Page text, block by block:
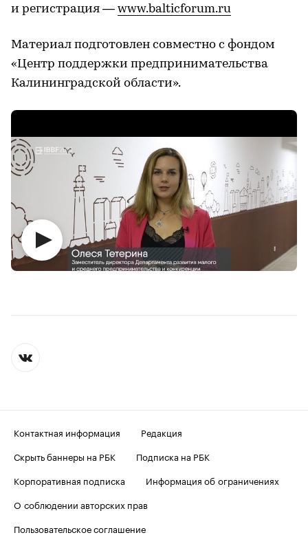
и регистрация — www.balticforum.ru
Материал подготовлен совместно с фондом
«Центр поддержки предпринимательства
Калининградской области».
Контактная информация
Редакция
Скрыть баннеры на РБК
Подписка на РБК
Корпоративная подписка
Информация об ограничениях
О соблюдении авторских прав
Пользовательское соглашение